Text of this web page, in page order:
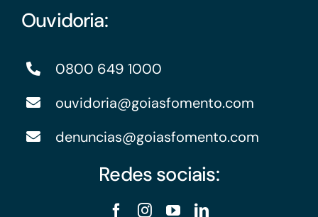
Ouvidoria:
0800 649 1000
ouvidoria@goiasfomento.com
denuncias@goiasfomento.com
Redes sociais: